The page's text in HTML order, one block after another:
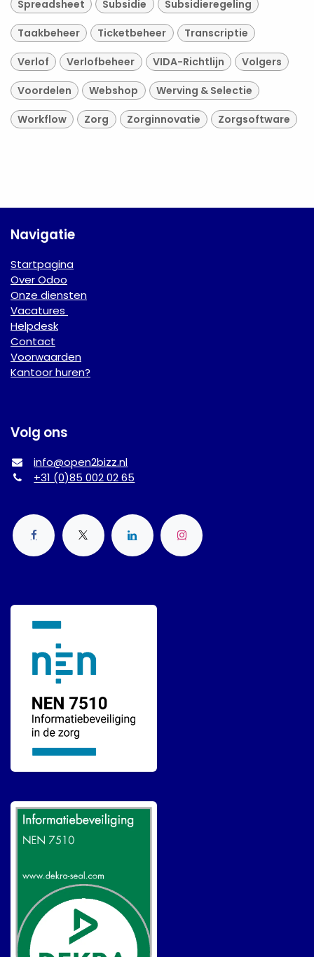
Spreadsheet Subsidie Subsidieregeling
Taakbeheer Ticketbeheer Transcriptie
Verlof Verlofbeheer VIDA-Richtlijn Volgers
Voordelen Webshop Werving & Selectie
Workflow Zorg Zorginnovatie Zorgsoftware
Navigatie
Startpagina
Over Odoo
Onze diensten
Vacatures
Helpdesk
Contact
Voorwaarden
Kantoor huren?
Volg ons
info@open2bizz.nl
+31 (0)85 002 02 65